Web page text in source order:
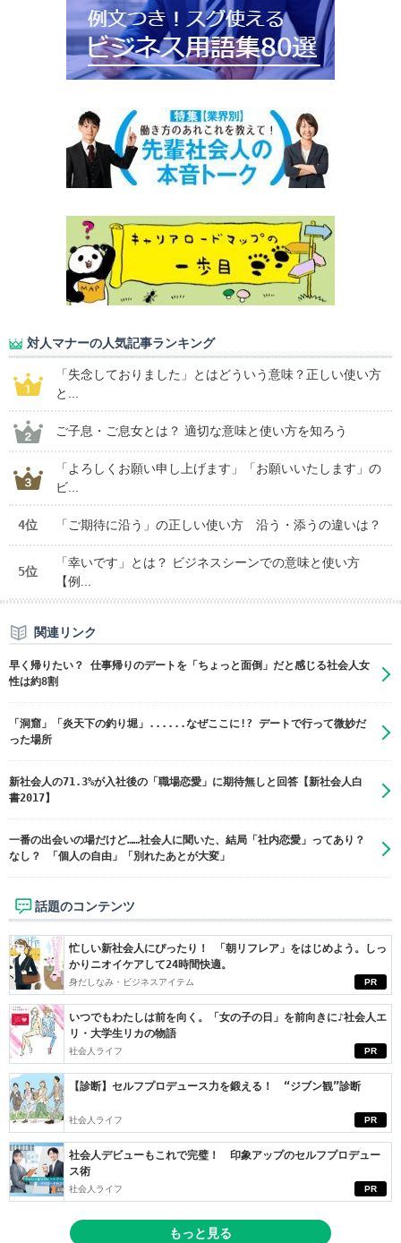
対人マナーの人気記事ランキング
「失念しておりました」とはどういう意味？正しい使い方
と...
ご子息・ご息女とは？ 適切な意味と使い方を知ろう
「よろしくお願い申し上げます」「お願いいたします」の
ビ...
4位 「ご期待に沿う」の正しい使い方 沿う・添うの違いは？
5位
「幸いです」とは？ ビジネスシーンでの意味と使い方
【例...
関連リンク
早く帰りたい？ 仕事帰りのデートを「ちょっと面倒」だと感じる社会人女
性は約8割
「洞窟」「炎天下の釣り堀」......なぜここに!? デートで行って微妙だ
った場所
新社会人の71.3%が入社後の「職場恋愛」に期待無しと回答【新社会人白
書2017】
一番の出会いの場だけど……社会人に聞いた、結局「社内恋愛」ってあり？
なし？ 「個人の自由」「別れたあとが大変」
話題のコンテンツ
PR
忙しい新社会人にぴったり！ 「朝リフレア」をはじめよう。しっ
かりニオイケアして24時間快適。
身だしなみ・ビジネスアイテム
PR
いつでもわたしは前を向く。「女の子の日」を前向きに♪社会人エ
リ・大学生リカの物語
社会人ライフ
PR
【診断】セルフプロデュース力を鍛える！ “ジブン観”診断
社会人ライフ
PR
社会人デビューもこれで完璧！ 印象アップのセルフプロデュー
ス術
社会人ライフ
もっと見る